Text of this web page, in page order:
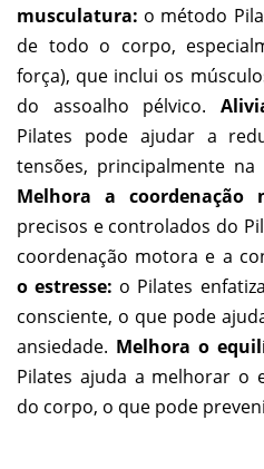
musculatura: o método
de todo o corpo,
força), que inclui os
do assoalho pélvico.
Pilates pode ajudar a
tensões, principalmente
Melhora a coordenação
precisos e controlados do
coordenação motora e a
o estresse: o Pilates
consciente, o que pode
ansiedade. Melhora o
Pilates ajuda a melhorar o
do corpo, o que pode